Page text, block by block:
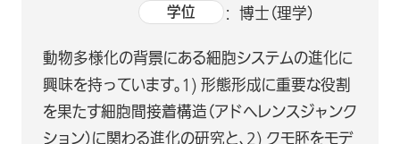
学位 博士（理学）
動物多様化の背景にある細胞システムの進化に
興味を持っています。1) 形態形成に重要な役割
を果たす細胞間接着構造（アドヘレンスジャンク
ション）に関わる進化の研究と、2) クモ胚をモデ